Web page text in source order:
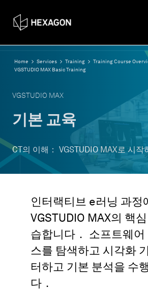
Home Services Training
Training Course
VGSTUDIO MAX Basic Training
VGSTUDIO MAX
기본 교육
CT의 이해： VGSTUDIO MAX로 시작
인터랙티브 e러닝 과정
VGSTUDIO MAX의 핵
습합니다． 소프트웨어
스를 탐색하고 시각화
터하고 기본 분석을 수
다．